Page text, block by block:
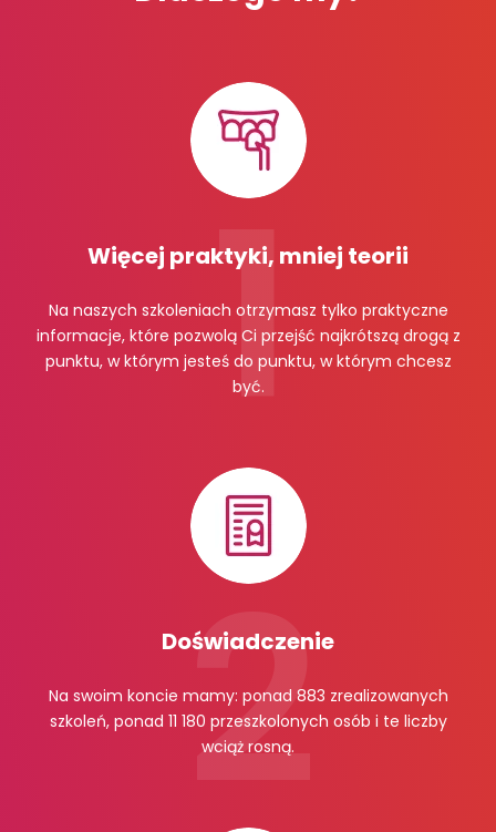
Więcej praktyki, mniej teorii
Na naszych szkoleniach otrzymasz tylko praktyczne
informacje, które pozwolą Ci przejść najkrótszą drogą z
punktu, w którym jesteś do punktu, w którym chcesz
być.
Doświadczenie
Na swoim koncie mamy: ponad 883 zrealizowanych
szkoleń, ponad 11 180 przeszkolonych osób i te liczby
wciąż rosną.